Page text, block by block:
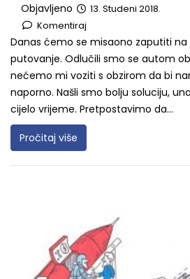
Objavljeno
13. Studeni 2018.
Komentiraj
Danas ćemo se misaono zaputiti na
putovanje. Odlučili smo se autom
nećemo mi voziti s obzirom da bi
naporno. Našli smo bolju soluciju,
cijelo vrijeme. Pretpostavimo da...
Pročitaj više